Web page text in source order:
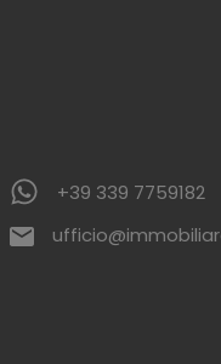
+39 339 7759182